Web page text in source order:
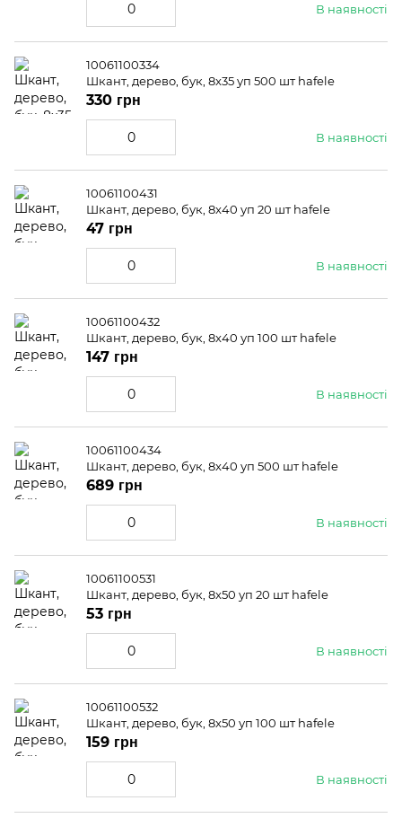
В наявності
10061100334
Шкант, дерево, бук, 8x35 уп 500 шт hafele
В наявності
330 грн
10061100431
Шкант, дерево, бук, 8x40 уп 20 шт hafele
В наявності
47 грн
10061100432
Шкант, дерево, бук, 8x40 уп 100 шт hafele
В наявності
147 грн
10061100434
Шкант, дерево, бук, 8x40 уп 500 шт hafele
В наявності
689 грн
10061100531
Шкант, дерево, бук, 8x50 уп 20 шт hafele
В наявності
53 грн
10061100532
Шкант, дерево, бук, 8x50 уп 100 шт hafele
В наявності
159 грн